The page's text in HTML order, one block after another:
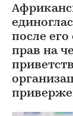
после
прав на